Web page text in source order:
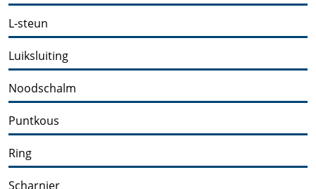
L-steun
Luiksluiting
Noodschalm
Puntkous
Ring
Scharnier